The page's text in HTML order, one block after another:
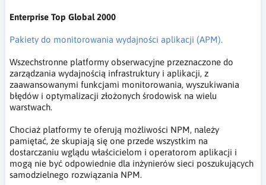
Enterprise Top Global 2000
Pakiety do monitorowania wydajności aplikacji (APM).
Wszechstronne platformy obserwacyjne przeznaczone do
zarządzania wydajnością infrastruktury i aplikacji, z
zaawansowanymi funkcjami monitorowania, wyszukiwania
błędów i optymalizacji złożonych środowisk na wielu
warstwach.
Chociaż platformy te oferują możliwości NPM, należy
pamiętać, że skupiają się one przede wszystkim na
dostarczaniu wglądu właścicielom i operatorom aplikacji i
mogą nie być odpowiednie dla inżynierów sieci poszukujących
samodzielnego rozwiązania NPM.